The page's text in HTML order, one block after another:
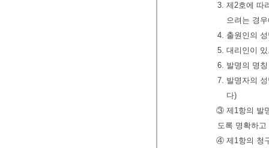
3. 제2호에 따
으려는 경
4. 출원인의
5. 대리인이
6. 발명의 명칭
7. 발명자의
다)
③ 제1항의 발
도록 명확하
④ 제1항의 청